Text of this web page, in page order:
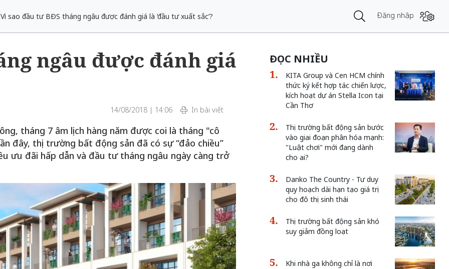
Vì sao đầu tư BĐS tháng ngâu được đánh giá là ‘đầu tư xuất sắc’? ​ Đăng nhập
ngâu được đánh giá
14/08/2018 | 14:06 In bài viết
tháng 7 âm lịch hàng năm được coi là tháng "cô
đây, thị trường bất động sản đã có sự “đảo chiều”
ưu đãi hấp dẫn và đầu tư tháng ngâu ngày càng trở
ĐỌC NHIỀU
KITA Group và Cen HCM chính
thức ký kết hợp tác chiến lược,
kích hoạt dự án Stella Icon tại
Cần Thơ
Thị trường bất động sản bước
vào giai đoạn phân hóa mạnh:
"Luật chơi" mới đang dành
cho ai?
Danko The Country - Tư duy
quy hoạch dài hạn tạo giá trị
cho đô thị sinh thái
Thị trường bất động sản khó
suy giảm đồng loạt
Khi nhà ga không chỉ là nơi